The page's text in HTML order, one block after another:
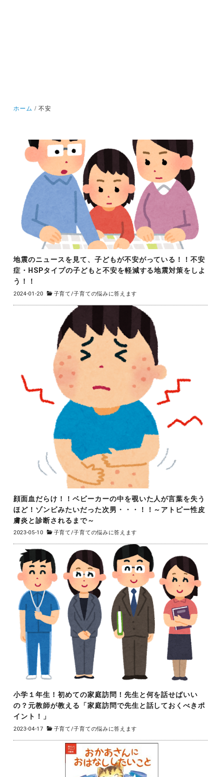
ホーム 不安
地震のニュースを見て、子どもが不安がっている！！不安
症・HSPタイプの子どもと不安を軽減する地震対策をしよ
う！！
2024-01-20 子育て/子育ての悩みに答えます
顔面血だらけ！！ベビーカーの中を覗いた人が言葉を失う
ほど！ゾンビみたいだった次男・・・！！～アトピー性皮
膚炎と診断されるまで～
2023-05-10 子育て/子育ての悩みに答えます
小学１年生！初めての家庭訪問！先生と何を話せばいい
の？元教師が教える「家庭訪問で先生と話しておくべきポ
イント！」
2023-04-17 子育て/子育ての悩みに答えます